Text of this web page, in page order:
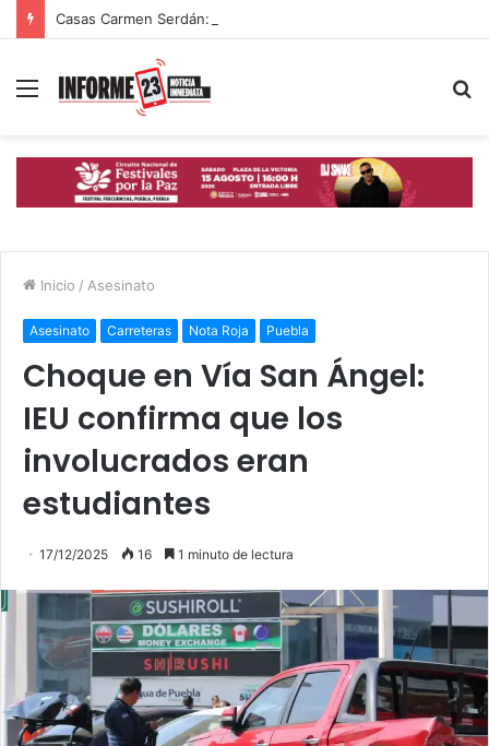
Menú
Inicio / Asesinato
Asesinato Carreteras Nota Roja Puebla
Choque en Vía San Ángel:
IEU confirma que los
involucrados eran
estudiantes
17/12/2025 16 1 minuto de lectura